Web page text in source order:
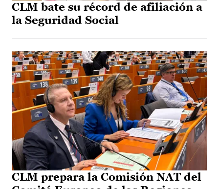
CLM bate su récord de afiliación a
la Seguridad Social
CLM prepara la Comisión NAT del